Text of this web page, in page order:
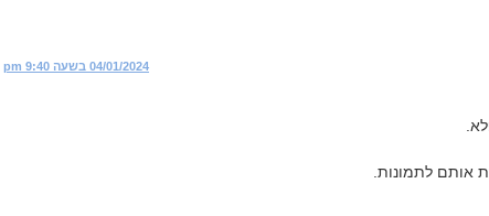
04/01/2024 בשעה 9:40 pm
אותם לתמונות.